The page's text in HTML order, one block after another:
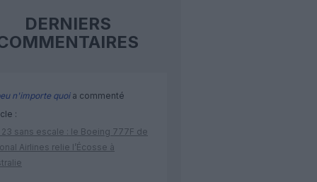
DERNIERS
n'importe quoia commenté
:
23 sans escale : le Boeing 777F de
Airlines relie l’Écosse à